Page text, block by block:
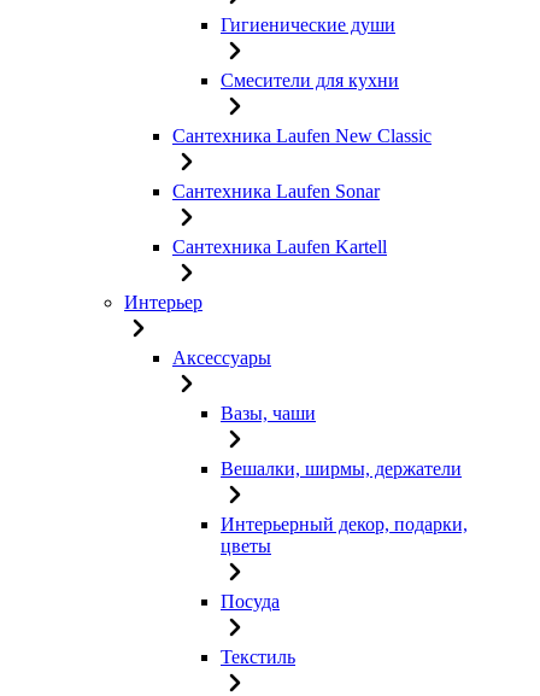
Гигиенические души
Смесители для кухни
Сантехника Laufen New Classic
Сантехника Laufen Sonar
Сантехника Laufen Kartell
Интерьер
Аксессуары
Вазы, чаши
Вешалки, ширмы, держатели
Интерьерный декор, подарки,
цветы
Посуда
Текстиль